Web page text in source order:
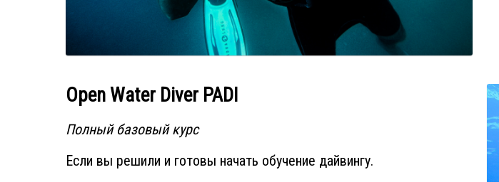
Open Water Diver PADI
Полный базовый курс
Если вы решили и готовы начать обучение дайвингу.